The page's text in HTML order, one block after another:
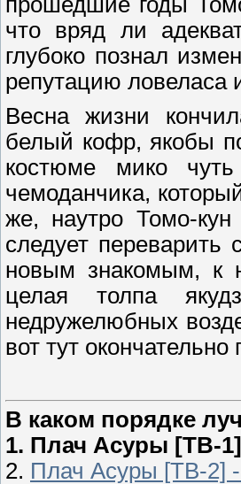
что вряд ли
глубоко познал
репутацию ловеласа
Весна жизни
белый кофр, якобы
костюме мико
чемоданчика,
же, наутро Томо-
следует
новым знакомым, к
целая толпа
недружелюбных
вот тут
В каком порядке
1. Плач Асуры [ТВ-1]
2. Плач Асуры [ТВ-2]